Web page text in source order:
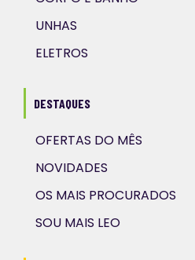
UNHAS
ELETROS
DESTAQUES
OFERTAS DO MÊS
NOVIDADES
OS MAIS PROCURADOS
SOU MAIS LEO